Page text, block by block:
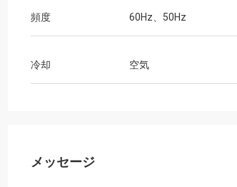
頻度 60Hz、50Hz
冷却 空気
メッセージ